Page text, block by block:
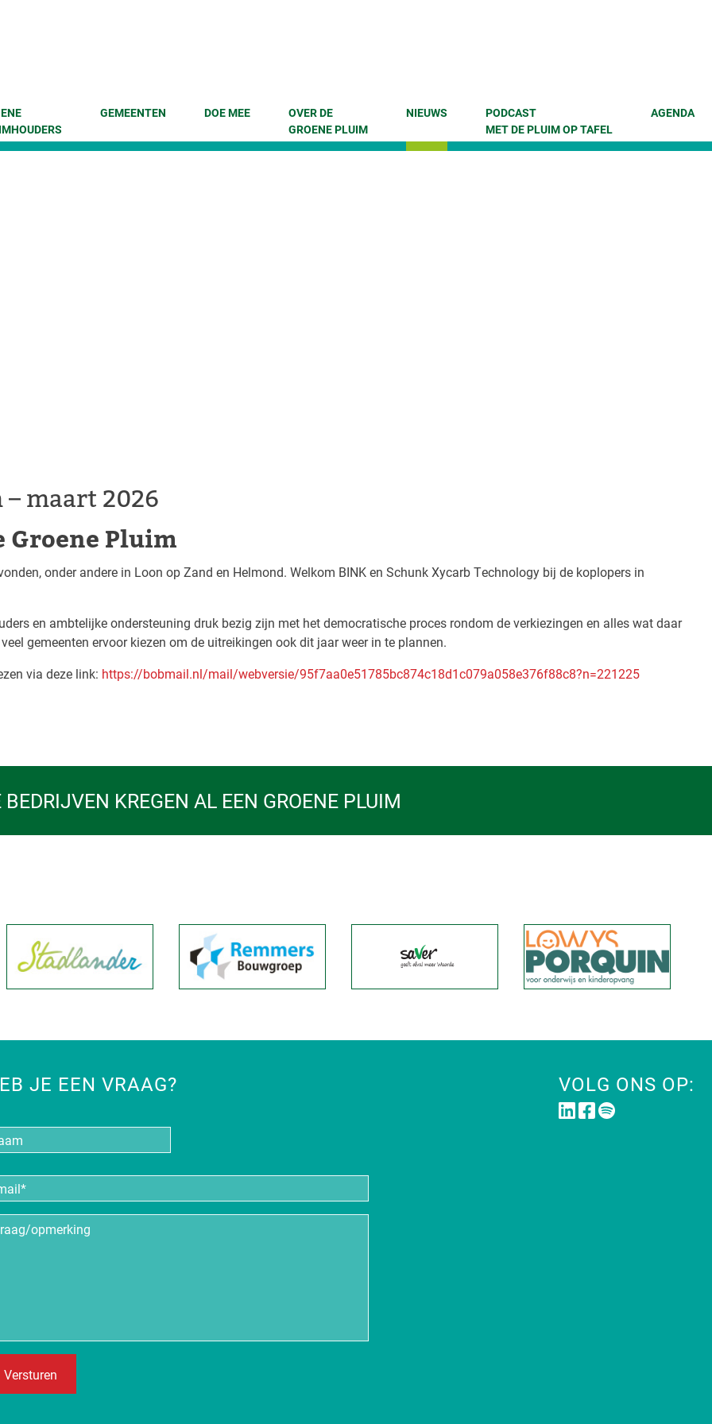
content GEMEENTEN DOE MEE
OVER DE
GROENE PLUIM
NIEUWS
PODCAST
MET DE PLUIM OP TAFEL
AGENDA
maart 2026
Pluim
onder andere in Loon op Zand en Helmond. Welkom BINK en Schunk Xycarb Technology bij de koplopers in
en ambtelijke ondersteuning druk bezig zijn met het democratische proces rondom de verkiezingen en alles wat daar
gemeenten ervoor kiezen om de uitreikingen ook dit jaar weer in te plannen.
via deze link: https://bobmail.nl/mail/webversie/95f7aa0e51785bc874c18d1c079a058e376f88c8?n=221225
BEDRIJVEN KREGEN AL EEN GROENE PLUIM
JE EEN VRAAG?
opmerking
VOLG ONS OP: